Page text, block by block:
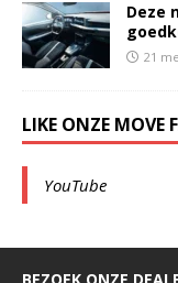
Deze
21
LIKE ONZE MOVE
YouTube